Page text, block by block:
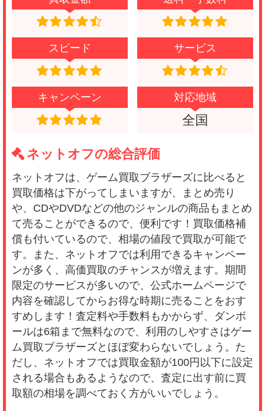
の買取業者でも同じだろうと思っていたんです
が、ゲーム買取ブラザーズではかなり買取額が
高くてびっくりでしたね。査定結果が届くのも
早いし、入金も早かったので助かりました！評
判はウソじゃなかったんだなと安心しました。
また利用するとおもいます。
スピード サービス
キャンペーン 対応地域
全国
ネットオフの総合評価
ネットオフは、ゲーム買取ブラザーズに比べると
買取価格は下がってしまいますが、まとめ売り
や、CDやDVDなどの他のジャンルの商品もまとめ
て売ることができるので、便利です！買取価格補
償も付いているので、相場の値段で買取が可能で
す。また、ネットオフでは利用できるキャンペー
ンが多く、高価買取のチャンスが増えます。期間
限定のサービスが多いので、公式ホームページで
内容を確認してからお得な時期に売ることをおす
すめします！査定料や手数料もかからず、ダンボ
ールは6箱まで無料なので、利用のしやすさはゲー
ム買取ブラザーズとほぼ変わらないでしょう。た
だし、ネットオフでは買取金額が100円以下に設定
される場合もあるようなので、査定に出す前に買
取額の相場を調べておく方がいいでしょう。